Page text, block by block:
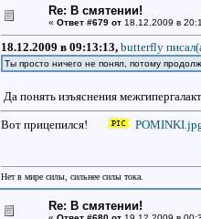
Re: В смятении!
« Ответ #679 от18.12.2009 в
18.12.2009 в 09:13:13, butterfly
Ты просто ничего не понял, потому
Да понять изъяснения
Вот прицепился!
Нет в мире силы, сильнее силы тока.
Re: В смятении!